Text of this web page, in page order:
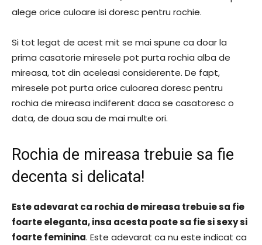
alege orice culoare isi doresc pentru rochie.
Si tot legat de acest mit se mai spune ca doar la
prima casatorie miresele pot purta rochia alba de
mireasa, tot din aceleasi considerente. De fapt,
miresele pot purta orice culoarea doresc pentru
rochia de mireasa indiferent daca se casatoresc o
data, de doua sau de mai multe ori.
Rochia de mireasa trebuie sa fie
decenta si delicata!
Este adevarat ca rochia de mireasa trebuie sa fie
foarte eleganta, insa acesta poate sa fie si sexy si
foarte feminina. Este adevarat ca nu este indicat ca